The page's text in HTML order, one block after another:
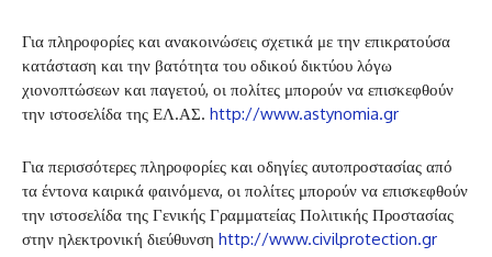
Για πληροφορίες και ανακοινώσεις σχετικά με την επικρατούσα
κατάσταση και την βατότητα του οδικού δικτύου λόγω
χιονοπτώσεων και παγετού, οι πολίτες μπορούν να επισκεφθούν
την ιστοσελίδα της ΕΛ.ΑΣ. http://www.astynomia.gr
Για περισσότερες πληροφορίες και οδηγίες αυτοπροστασίας από
τα έντονα καιρικά φαινόμενα, οι πολίτες μπορούν να επισκεφθούν
την ιστοσελίδα της Γενικής Γραμματείας Πολιτικής Προστασίας
στην ηλεκτρονική διεύθυνση http://www.civilprotection.gr